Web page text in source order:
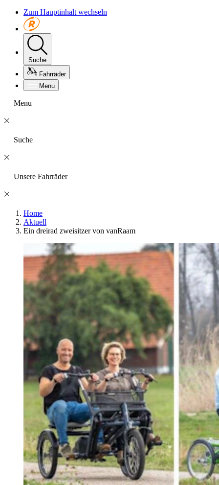
Zum Hauptinhalt wechseln
Suche
Fahrräder
Menu
Menu
Suche
Unsere Fahrräder
Home
Aktuell
Ein dreirad zweisitzer von vanRaam